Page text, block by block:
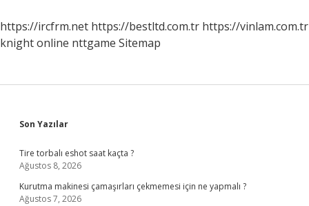
https://ircfrm.net https://bestltd.com.tr https://vinlam.com.tr
knight online nttgame Sitemap
Sidebar
Son Yazılar
Tire torbalı eshot saat kaçta ?
Ağustos 8, 2026
Kurutma makinesi çamaşırları çekmemesi için ne yapmalı ?
Ağustos 7, 2026